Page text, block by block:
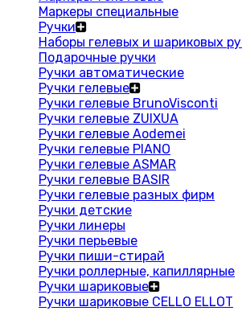
Маркеры специальные
Ручки
Наборы гелевых и шариковых
Подарочные ручки
Ручки автоматические
Ручки гелевые
Ручки гелевые BrunoVisconti
Ручки гелевые ZUIXUA
Ручки гелевые Aodemei
Ручки гелевые PIANO
Ручки гелевые ASMAR
Ручки гелевые BASIR
Ручки гелевые разных фирм
Ручки детские
Ручки линеры
Ручки перьевые
Ручки пиши-стирай
Ручки роллерные, капиллярные
Ручки шариковые
Ручки шариковые CELLO ELLOT